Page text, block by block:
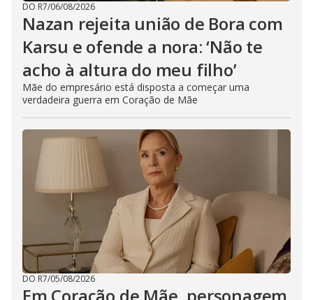
DO R7/06/08/2026
Nazan rejeita união de Bora com
Karsu e ofende a nora: ‘Não te
acho à altura do meu filho’
Mãe do empresário está disposta a começar uma
verdadeira guerra em Coração de Mãe
DO R7/05/08/2026